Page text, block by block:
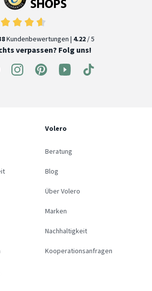
Kundenbewertungen | 4.22 / 5
verpassen? Folg uns!
Volero
Beratung
Blog
Über Volero
Marken
Nachhaltigkeit
Kooperationsanfragen